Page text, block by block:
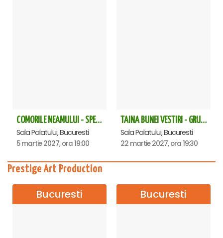
COMORILE NEAMULUI - SPECTACOL EXTRAORDINAR - Sala Palatului
Sala Palatului, Bucuresti
5 martie 2027, ora 19:00
TAINA BUNEI VESTIRI - GRUPUL PSALTIC TRONOS la Sala Palatului
Sala Palatului, Bucuresti
22 martie 2027, ora 19:30
Prestige Art Production
Bucuresti Bucuresti